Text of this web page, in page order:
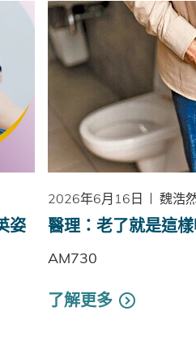
姿
2026年6月16日 魏浩
醫理：老了就是這樣
AM730
了解更多